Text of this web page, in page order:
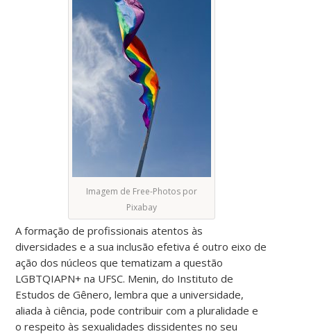
Imagem de Free-Photos por
Pixabay
A formação de profissionais atentos às
diversidades e a sua inclusão efetiva é outro eixo de
ação dos núcleos que tematizam a questão
LGBTQIAPN+ na UFSC. Menin, do Instituto de
Estudos de Gênero, lembra que a universidade,
aliada à ciência, pode contribuir com a pluralidade e
o respeito às sexualidades dissidentes no seu